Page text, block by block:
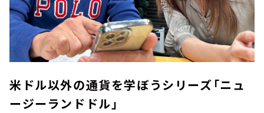
米ドル以外の通貨を学ぼうシリーズ「ニュ
ージーランドドル」